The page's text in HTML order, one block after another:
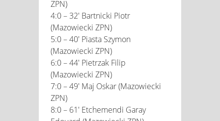
ZPN)
4:0 – 32' Bartnicki Piotr
(Mazowiecki ZPN)
5:0 – 40' Piasta Szymon
(Mazowiecki ZPN)
6:0 – 44' Pietrzak Filip
(Mazowiecki ZPN)
7:0 – 49' Maj Oskar (Mazowiecki
ZPN)
8:0 – 61' Etchemendi Garay